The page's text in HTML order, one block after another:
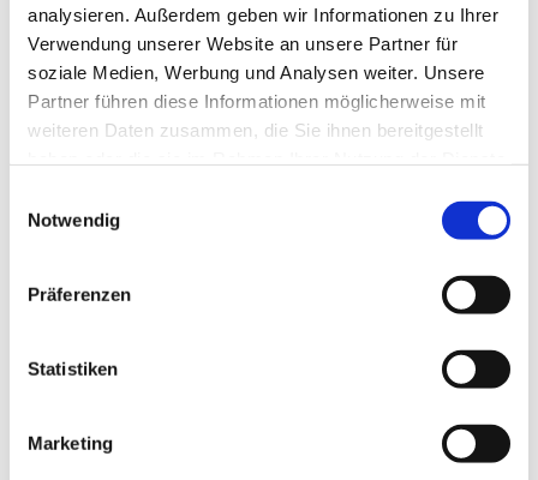
analysieren. Außerdem geben wir Informationen zu Ihrer
Verwendung unserer Website an unsere Partner für
soziale Medien, Werbung und Analysen weiter. Unsere
Partner führen diese Informationen möglicherweise mit
weiteren Daten zusammen, die Sie ihnen bereitgestellt
Notwendig
Präferenzen
Statistiken
Marketing
Dies könnte Sie auch
interessieren